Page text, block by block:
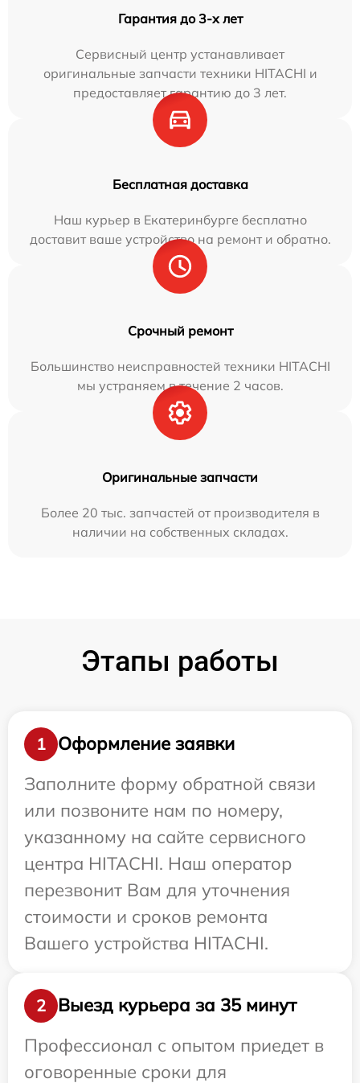
Гарантия до 3-х лет
Сервисный центр устанавливает
оригинальные запчасти техники HITACHI и
предоставляет гарантию до 3 лет.
Бесплатная доставка
Наш курьер в Екатеринбурге бесплатно
доставит ваше устройство на ремонт и обратно.
Срочный ремонт
Большинство неисправностей техники HITACHI
мы устраняем в течение 2 часов.
Оригинальные запчасти
Более 20 тыс. запчастей от производителя в
наличии на собственных складах.
Этапы работы
1
Оформление заявки
Заполните форму обратной связи
или позвоните нам по номеру,
указанному на сайте сервисного
центра HITACHI. Наш оператор
перезвонит Вам для уточнения
стоимости и сроков ремонта
Вашего устройства HITACHI.
2
Выезд курьера за 35 минут
Профессионал с опытом приедет в
оговоренные сроки для